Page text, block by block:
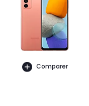
Comparer